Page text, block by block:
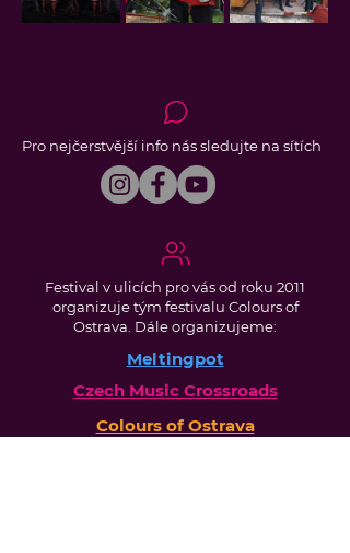
Pro nejčerstvější info nás sledujte na sítích
Festival v ulicích pro vás od roku 2011
organizuje tým festivalu Colours of
Ostrava. Dále organizujeme:
Meltingpot
Czech Music Crossroads
Colours of Ostrava